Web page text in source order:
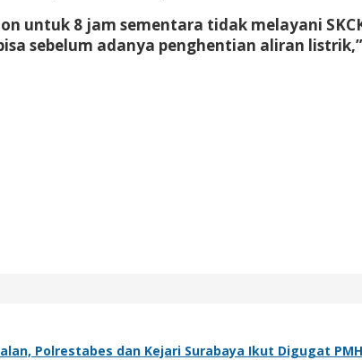
untuk 8 jam sementara tidak melayani
sebelum adanya penghentian aliran
Polrestabes dan Kejari Surabaya Ikut Digugat PMH